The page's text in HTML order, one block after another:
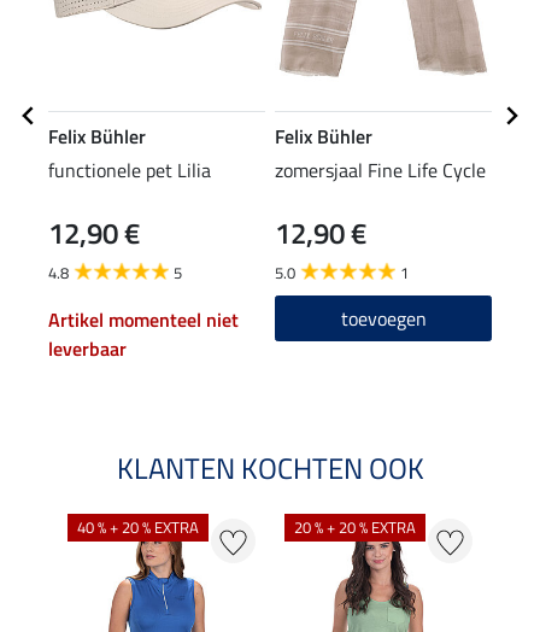
Felix Bühler
functionele pet Lilia
12,90 €
4.8 5
Artikel momenteel niet
leverbaar
Felix Bühler
zomersjaal Fine Life Cycle
12,90 €
5.0 1
toevoegen
KLANTEN KOCHTEN OOK
40 % + 20 % EXTRA 20 % + 20 % EXTRA